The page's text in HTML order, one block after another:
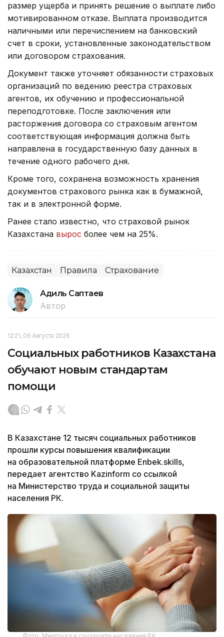
размер ущерба и принять решение о выплате либо
мотивированном отказе. Выплата производится
наличными или перечислением на банковский
счет в сроки, установленные законодательством
или договором страхования.
Документ также уточняет обязанности страховых
организаций по ведению реестра страховых
агентов, их обучению и профессиональной
переподготовке. После заключения или
расторжения договора со страховым агентом
соответствующая информация должна быть
направлена в государственную базу данных в
течение одного рабочего дня.
Кроме того, сохранена возможность хранения
документов страхового рынка как в бумажной,
так и в электронной форме.
Ранее стало известно, что страховой рынок
Казахстана вырос более чем на 25%.
Казахстан Правила Страхование
Адиль Саптаев
Автор
12:21, 06 Августа 2026
Социальных работников Казахстана
обучают новым стандартам
помощи
В Казахстане 12 тысяч социальных работников
прошли курсы повышения квалификации
на образовательной платформе Enbek.skills,
передает агентство Kazinform со ссылкой
на Министерство труда и социальной защиты
населения РК.